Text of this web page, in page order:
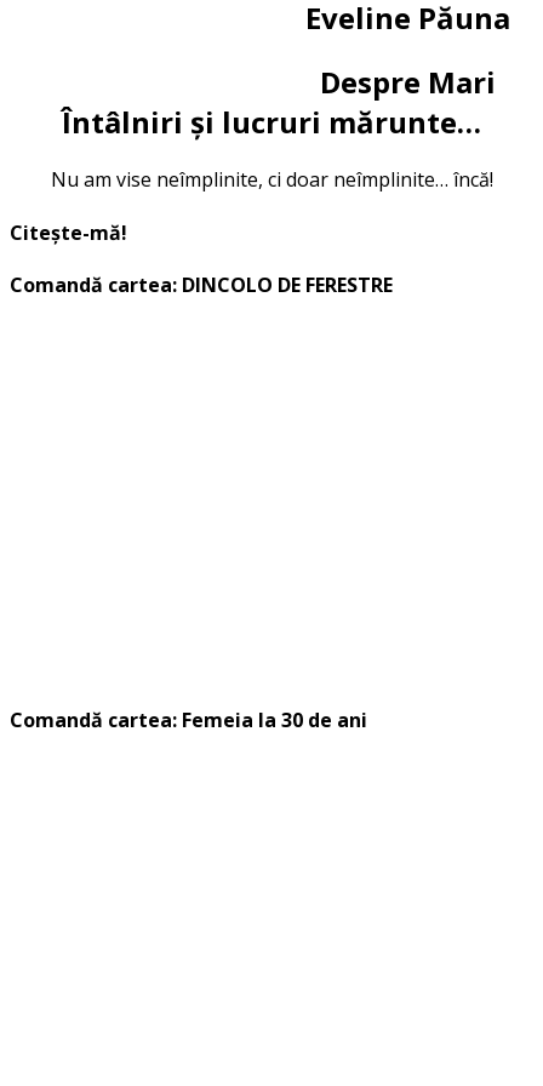
Eveline Păuna
Despre Mari
Întâlniri și lucruri mărunte…
Nu am vise neîmplinite, ci doar neîmplinite… încă!
Citește-mă!
Comandă cartea: DINCOLO DE FERESTRE
Comandă cartea: Femeia la 30 de ani